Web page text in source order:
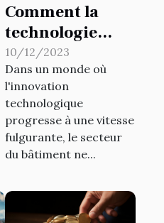
Comment la
technologie
révolutionne les
travaux de
bâtiments
10/12/2023
Dans un monde où
l'innovation
technologique
progresse à une vitesse
fulgurante, le secteur
du bâtiment ne...